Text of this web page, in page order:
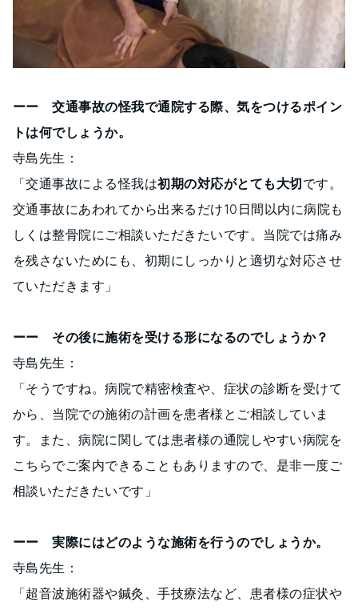
ーー 交通事故の怪我で通院する際、気をつけるポイン
トは何でしょうか。
寺島先生：
「交通事故による怪我は初期の対応がとても大切です。
交通事故にあわれてから出来るだけ10日間以内に病院も
しくは整骨院にご相談いただきたいです。当院では痛み
を残さないためにも、初期にしっかりと適切な対応させ
ていただきます」
ーー その後に施術を受ける形になるのでしょうか？
寺島先生：
「そうですね。病院で精密検査や、症状の診断を受けて
から、当院での施術の計画を患者様とご相談していま
す。また、病院に関しては患者様の通院しやすい病院を
こちらでご案内できることもありますので、是非一度ご
相談いただきたいです」
ーー 実際にはどのような施術を行うのでしょうか。
寺島先生：
「超音波施術器や鍼灸、手技療法など、患者様の症状や